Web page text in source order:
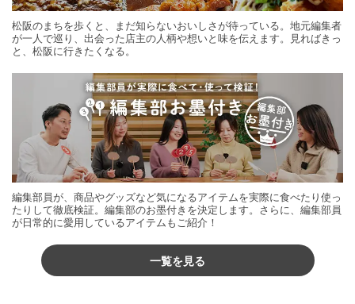
松阪のまちを歩くと、まだ知らないおいしさが待っている。地元編集者
が一人で巡り、出会った店主の人柄や想いと味を伝えます。見ればきっ
と、松阪に行きたくなる。
編集部員が、商品やグッズなど気になるアイテムを実際に食べたり使っ
たりして徹底検証。編集部のお墨付きを決定します。さらに、編集部員
が日常的に愛用しているアイテムもご紹介！
一覧を見る